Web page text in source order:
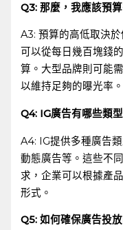
Q3:⁢ 那麼，我應該預
A3: 預算的高低取決
可以從每日幾百塊錢
算。大型品牌則可能
以維持足夠的曝光率。
Q4: IG廣告有哪些類
A4: IG提供多種廣告
動態廣告等。這些不
求，企業可以根據產
形式。
Q5: 如何確保廣告投